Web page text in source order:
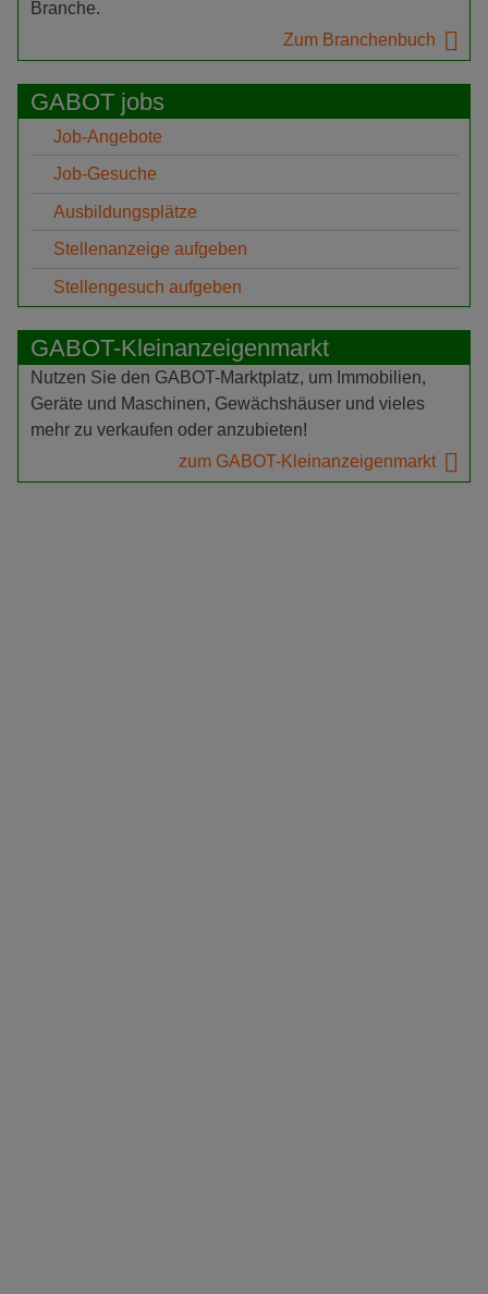
Branche.
Zum Branchenbuch
GABOT jobs
Job-Angebote
Job-Gesuche
Ausbildungsplätze
Stellenanzeige aufgeben
Stellengesuch aufgeben
GABOT-Kleinanzeigenmarkt
Nutzen Sie den GABOT-Marktplatz, um Immobilien,
Geräte und Maschinen, Gewächshäuser und vieles
mehr zu verkaufen oder anzubieten!
zum GABOT-Kleinanzeigenmarkt